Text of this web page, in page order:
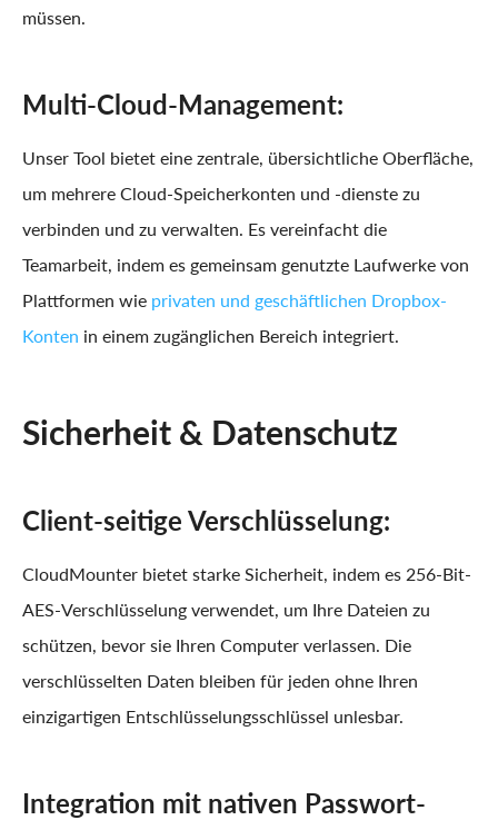
müssen.
Multi-Cloud-Management:
Unser Tool bietet eine zentrale, übersichtliche Oberfläche,
um mehrere Cloud-Speicherkonten und -dienste zu
verbinden und zu verwalten. Es vereinfacht die
Teamarbeit, indem es gemeinsam genutzte Laufwerke von
Plattformen wie privaten und geschäftlichen Dropbox-
Konten in einem zugänglichen Bereich integriert.
Sicherheit & Datenschutz
Client-seitige Verschlüsselung:
CloudMounter bietet starke Sicherheit, indem es 256-Bit-
AES-Verschlüsselung verwendet, um Ihre Dateien zu
schützen, bevor sie Ihren Computer verlassen. Die
verschlüsselten Daten bleiben für jeden ohne Ihren
einzigartigen Entschlüsselungsschlüssel unlesbar.
Integration mit nativen Passwort-